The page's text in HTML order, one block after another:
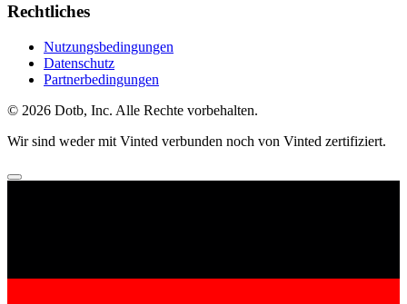
Rechtliches
Nutzungsbedingungen
Datenschutz
Partnerbedingungen
© 2026 Dotb, Inc. Alle Rechte vorbehalten.
Wir sind weder mit Vinted verbunden noch von Vinted zertifiziert.